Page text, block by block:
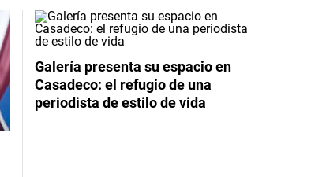
Galería presenta su espacio en
Casadeco: el refugio de una
periodista de estilo de vida